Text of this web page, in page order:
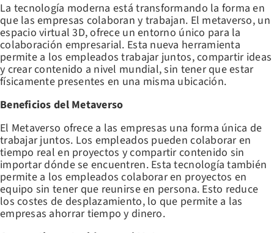
La tecnología moderna está transformando la forma en
que las empresas colaboran y trabajan. El metaverso, un
espacio virtual 3D, ofrece un entorno único para la
colaboración empresarial. Esta nueva herramienta
permite a los empleados trabajar juntos, compartir ideas
y crear contenido a nivel mundial, sin tener que estar
físicamente presentes en una misma ubicación.
Beneficios del Metaverso
El Metaverso ofrece a las empresas una forma única de
trabajar juntos. Los empleados pueden colaborar en
tiempo real en proyectos y compartir contenido sin
importar dónde se encuentren. Esta tecnología también
permite a los empleados colaborar en proyectos en
equipo sin tener que reunirse en persona. Esto reduce
los costes de desplazamiento, lo que permite a las
empresas ahorrar tiempo y dinero.